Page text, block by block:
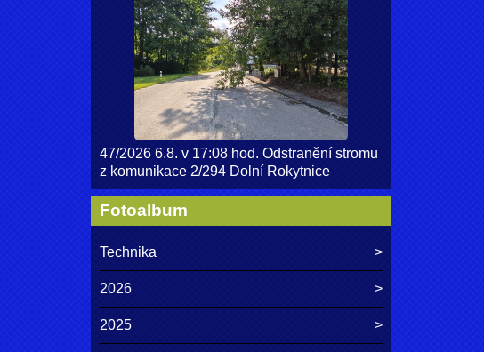
47/2026 6.8. v 17:08 hod. Odstranění stromu
z komunikace 2/294 Dolní Rokytnice
Fotoalbum
Technika
2026
2025